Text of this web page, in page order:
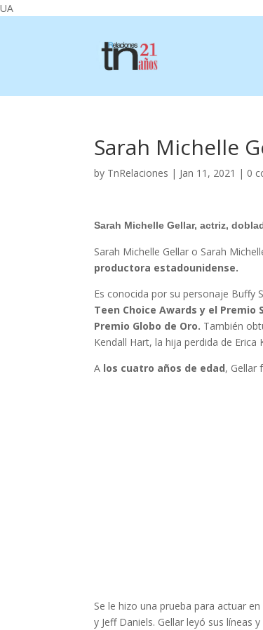
UA
Sarah Michelle
by TnRelaciones | Jan 11, 2021 | 0
Sarah Michelle Gellar, actriz,
Sarah Michelle Gellar o Sarah
productora estadounidense.
Es conocida por su personaje Buffy
Teen Choice Awards y el
Premio Globo de Oro. También
Kendall Hart, la hija perdida de Erica
A los cuatro años de edad, Gellar
Se le hizo una prueba para actuar en
y Jeff Daniels. Gellar leyó sus líneas